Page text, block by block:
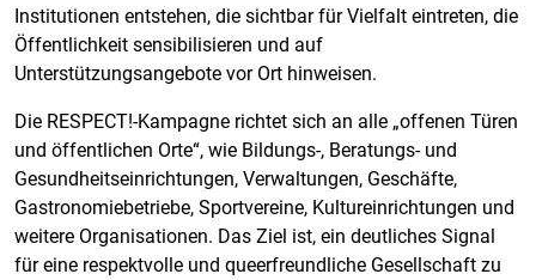
Institutionen entstehen, die sichtbar für Vielfalt eintreten, die
Öffentlichkeit sensibilisieren und auf
Unterstützungsangebote vor Ort hinweisen.
Die RESPECT!-Kampagne richtet sich an alle „offenen Türen
und öffentlichen Orte“, wie Bildungs-, Beratungs- und
Gesundheitseinrichtungen, Verwaltungen, Geschäfte,
Gastronomiebetriebe, Sportvereine, Kultureinrichtungen und
weitere Organisationen. Das Ziel ist, ein deutliches Signal
für eine respektvolle und queerfreundliche Gesellschaft zu